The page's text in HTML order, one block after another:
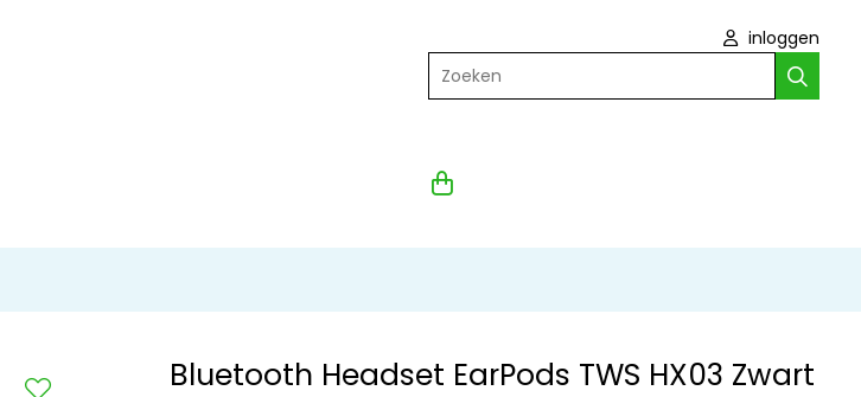
inloggen
Zoeken
Bluetooth Headset EarPods TWS HX03 Zwart